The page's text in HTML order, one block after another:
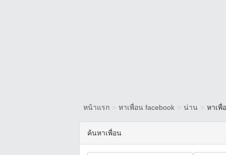
หน้าแรก > หาเพื่อน facebook > น่าน > หาเพื่
ค้นหาเพื่อน